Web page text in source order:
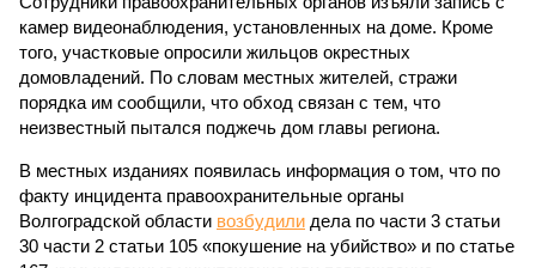
камер видеонаблюдения, установленных на доме. Кроме
того, участковые опросили жильцов окрестных
домовладений. По словам местных жителей, стражи
порядка им сообщили, что обход связан с тем, что
неизвестный пытался поджечь дом главы региона.
В местных изданиях появилась информация о том, что по
факту инцидента правоохранительные органы
Волгоградской области возбудили дела по части 3 статьи
30 части 2 статьи 105 «покушение на убийство» и по статье